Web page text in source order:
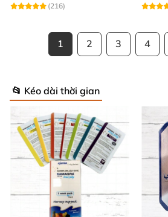
(216)
1 2 3 4
📂 Kéo dài thời gian